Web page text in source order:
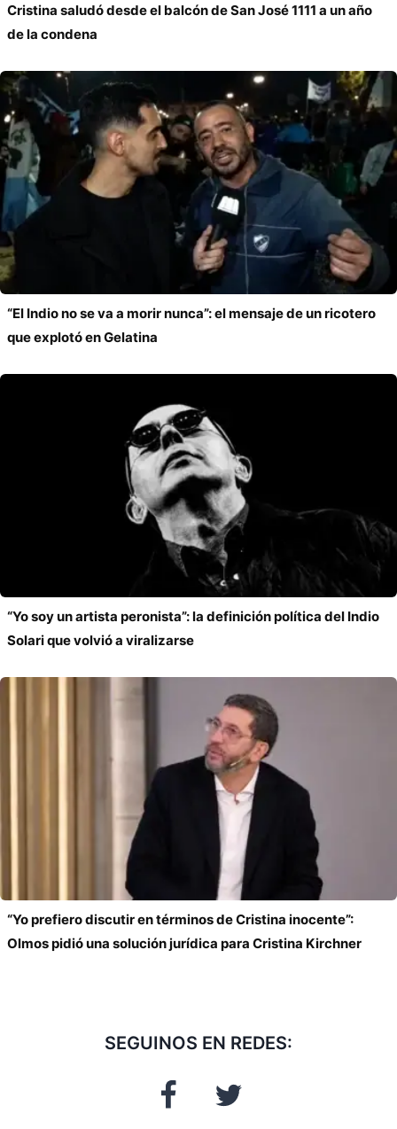
Cristina saludó desde el balcón de San José 1111 a un año
de la condena
“El Indio no se va a morir nunca”: el mensaje de un ricotero
que explotó en Gelatina
“Yo soy un artista peronista”: la definición política del Indio
Solari que volvió a viralizarse
“Yo prefiero discutir en términos de Cristina inocente”:
Olmos pidió una solución jurídica para Cristina Kirchner
SEGUINOS EN REDES: